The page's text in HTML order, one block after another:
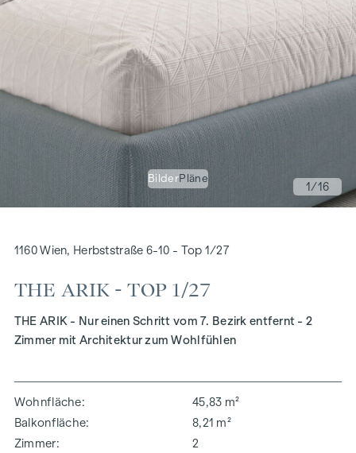
BilderPläne
1/16
1160 Wien, Herbststraße 6-10 - Top 1/27
THE ARIK - TOP 1/27
THE ARIK - Nur einen Schritt vom 7. Bezirk entfernt - 2
Zimmer mit Architektur zum Wohlfühlen
Wohnfläche
45,83 m²
Balkonfläche
8,21 m²
Zimmer
2